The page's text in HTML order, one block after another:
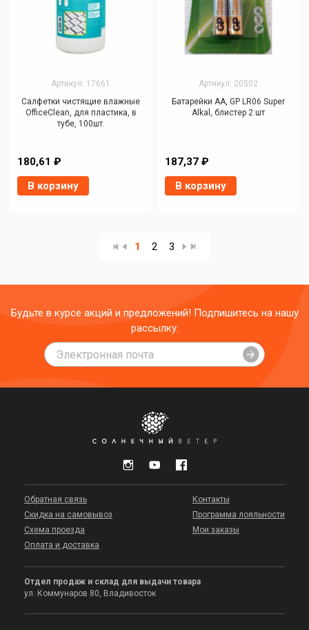
Артикул: 17661
Салфетки чистящие влажные
OfficeClean, для пластика, в
тубе, 100шт.
180,61 ₽
В корзину
Артикул: 20502
Батарейки AA, GP LR06 Super
Alkal, блистер 2 шт
187,37 ₽
В корзину
1 2 3
Будьте в курсе акций и предложений! Подпишитесь на нашу
рассылку:
Обратная связь
Скидка на самовывоз
Схема проезда
Оплата и доставка
Контакты
Программа лояльности
Мои заказы
Отдел продаж и склад для выдачи товара
ул. Коммунаров 80, Владивосток